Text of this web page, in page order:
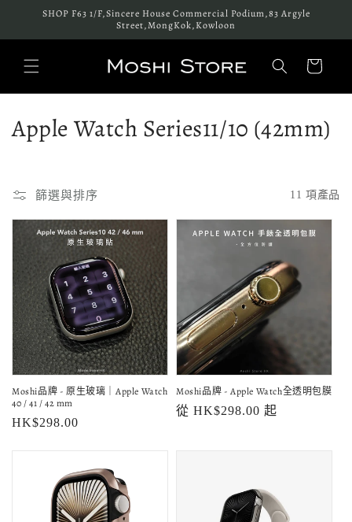
跳至內
SHOP F63 1/F,Sincere House Commercial Podium,83 Argyle
Street,MongKok,Kowloon
物
商
系
列
Apple Watch Series11/10 (42mm)
篩選與排序 11 項產品
Moshi品牌 - 原生玻璃｜Apple Watch
40 / 41 / 42 mm
定
HK$298.00
Moshi品牌 - Apple Watch全透明包膜
定
從 HK$298.00 起